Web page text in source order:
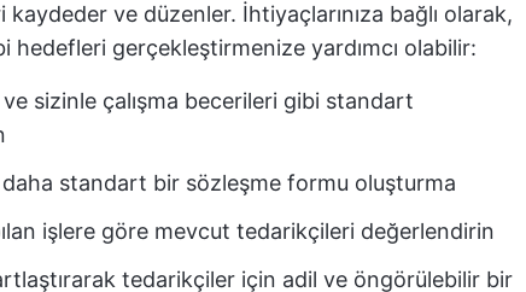
ve düzenler. İhtiyaçlarınıza bağlı olarak,
hedefleri gerçekleştirmenize yardımcı olabilir:
sizinle çalışma becerileri gibi standart
standart bir sözleşme formu oluşturma
işlere göre mevcut tedarikçileri değerlendirin
tedarikçiler için adil ve öngörülebilir bir